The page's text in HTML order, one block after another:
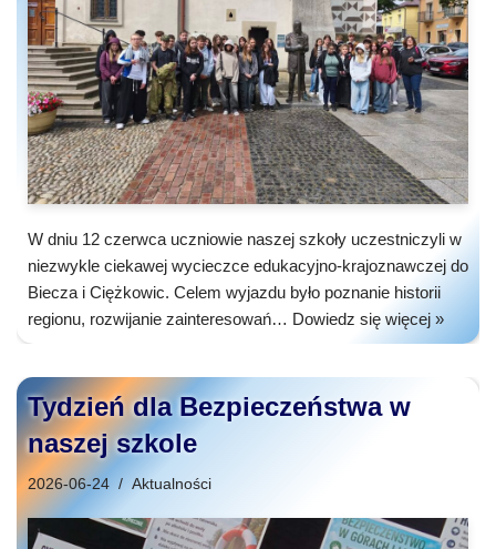
W dniu 12 czerwca uczniowie naszej szkoły uczestniczyli w
niezwykle ciekawej wycieczce edukacyjno-krajoznawczej do
Biecza i Ciężkowic. Celem wyjazdu było poznanie historii
regionu, rozwijanie zainteresowań… Dowiedz się więcej »
Tydzień dla Bezpieczeństwa w
naszej szkole
2026-06-24 Aktualności